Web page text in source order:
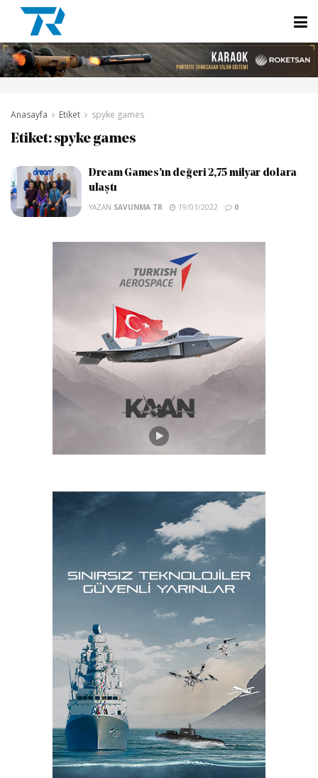
Anasayfa Etiket spyke games
Etiket: spyke games
Dream Games’ın değeri 2,75 milyar dolara
ulaştı
YAZAN SAVUNMA TR 19/01/2022 0